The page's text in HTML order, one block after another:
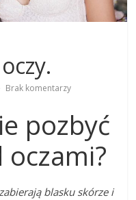
Brak komentarzy
pozbyć
blasku skórze i